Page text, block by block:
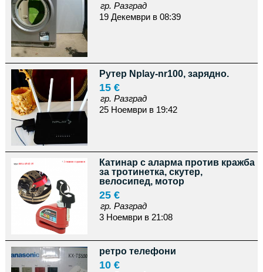
гр. Разград
19 Декември в 08:39
Рутер Nplay-nr100, зарядно.
15 €
гр. Разград
25 Ноември в 19:42
Катинар с аларма против кражба
за тротинетка, скутер,
велосипед, мотор
25 €
гр. Разград
3 Ноември в 21:08
ретро телефони
10 €